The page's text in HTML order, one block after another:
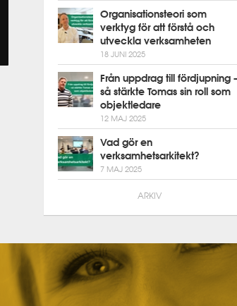
Organisationsteori som
verktyg för att förstå och
utveckla verksamheten
18 JUNI 2025
Från uppdrag till fördjupning
så stärkte Tomas sin roll som
objektledare
12 MAJ 2025
Vad gör en
verksamhetsarkitekt?
7 MAJ 2025
ARKIV